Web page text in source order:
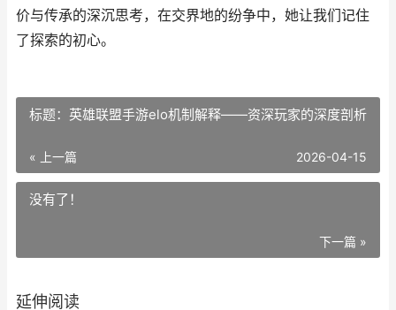
价与传承的深沉思考，在交界地的纷争中，她让我们记住
了探索的初心。
标题：英雄联盟手游elo机制解释——资深玩家的深度剖析
« 上一篇 2026-04-15
没有了！
下一篇 »
延伸阅读